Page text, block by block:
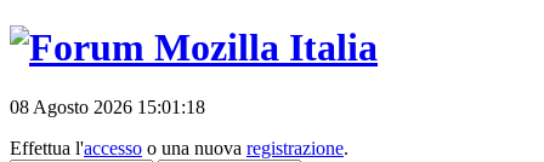
08 Agosto 2026 15:01:18
Effettua l'accesso o una nuova registrazione.